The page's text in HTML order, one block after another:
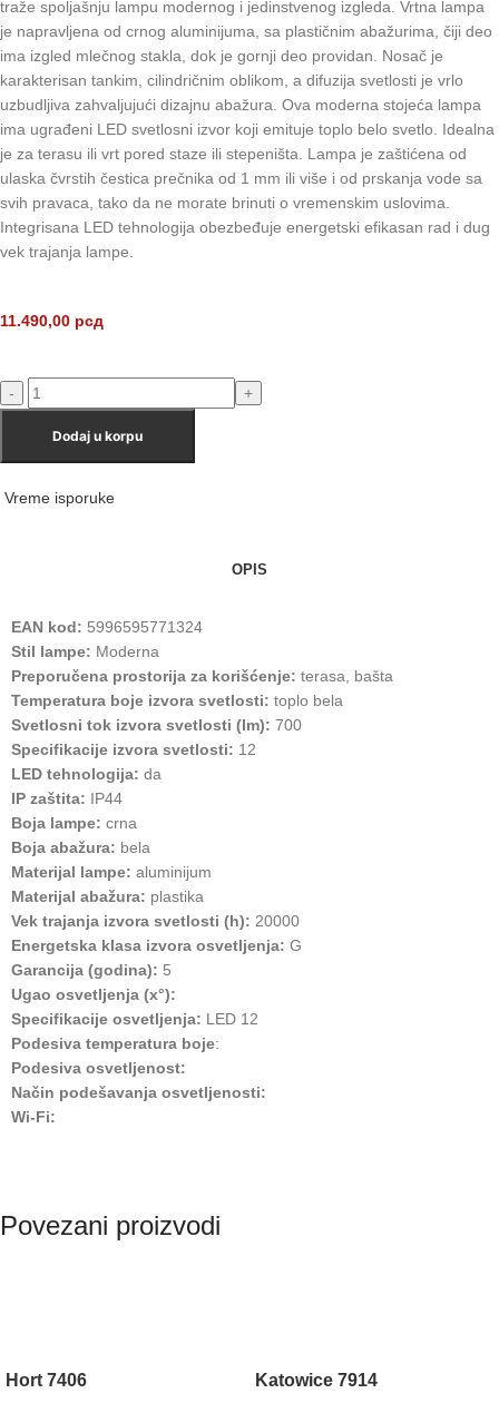
traže spoljašnju lampu modernog i jedinstvenog izgleda. Vrtna lampa
je napravljena od crnog aluminijuma, sa plastičnim abažurima, čiji deo
ima izgled mlečnog stakla, dok je gornji deo providan. Nosač je
karakterisan tankim, cilindričnim oblikom, a difuzija svetlosti je vrlo
uzbudljiva zahvaljujući dizajnu abažura. Ova moderna stojeća lampa
ima ugrađeni LED svetlosni izvor koji emituje toplo belo svetlo. Idealna
je za terasu ili vrt pored staze ili stepeništa. Lampa je zaštićena od
ulaska čvrstih čestica prečnika od 1 mm ili više i od prskanja vode sa
svih pravaca, tako da ne morate brinuti o vremenskim uslovima.
Integrisana LED tehnologija obezbeđuje energetski efikasan rad i dug
vek trajanja lampe.
11.490,00 рсд
Dodaj u korpu
Vreme isporuke
OPIS
EAN kod: 5996595771324
Stil lampe: Moderna
Preporučena prostorija za korišćenje: terasa, bašta
Temperatura boje izvora svetlosti: toplo bela
Svetlosni tok izvora svetlosti (lm): 700
Specifikacije izvora svetlosti: 12
LED tehnologija: da
IP zaštita: IP44
Boja lampe: crna
Boja abažura: bela
Materijal lampe: aluminijum
Materijal abažura: plastika
Vek trajanja izvora svetlosti (h): 20000
Energetska klasa izvora osvetljenja: G
Garancija (godina): 5
Ugao osvetljenja (x°):
Specifikacije osvetljenja: LED 12
Podesiva temperatura boje:
Podesiva osvetljenost:
Način podešavanja osvetljenosti:
Wi-Fi:
Povezani proizvodi
Hort 7406 Katowice 7914